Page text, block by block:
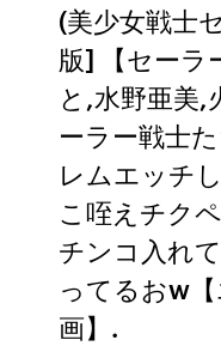
(美少女戦士
版] 【セーラ
と,水野亜美,
ーラー戦士
レムエッチ
こ咥えチク
チンコ入れ
ってるおw
画】.